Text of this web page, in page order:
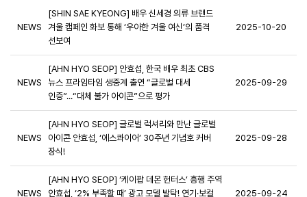
NEWS
[SHIN SAE KYEONG] 배우 신세경 의류 브랜드
겨울 캠페인 화보 통해 ‘우아한 겨울 여신’의 품격
선보여
2025-10-20
NEWS
[AHN HYO SEOP] 안효섭, 한국 배우 최초 CBS
뉴스 프라임타임 생중계 출연 “글로벌 대세
인증”...“대체 불가 아이콘”으로 평가
2025-09-29
NEWS
[AHN HYO SEOP] 글로벌 럭셔리와 만난 글로벌
아이콘 안효섭, ‘에스콰이어’ 30주년 기념호 커버
장식!
2025-09-28
NEWS
[AHN HYO SEOP] ‘케이팝 데몬 헌터스’ 흥행 주역
안효섭, ‘2% 부족할 때’ 광고 모델 발탁! 연기·보컬
2025-09-24